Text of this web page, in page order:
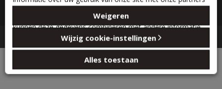
0 product(en) - €0,00
1 persoons Opberg Boxspring Antraciet
voor social media, adverteren en analyse. Deze partners
kunnen deze gegevens combineren met andere informatie
die u aan ze heeft verstrekt of die ze hebben verzameld op
basis van uw gebruik van hun services.
Weigeren
Wijzig cookie-instellingen
Alles toestaan